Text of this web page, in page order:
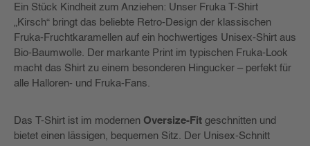
Ein Stück Kindheit zum Anziehen: Unser Fruka T-Shirt
„Kirsch“ bringt das beliebte Retro-Design der klassischen
Fruka-Fruchtkaramellen auf ein hochwertiges Unisex-Shirt aus
Bio-Baumwolle. Der markante Print im typischen Fruka-Look
macht das Shirt zu einem besonderen Hingucker – perfekt für
alle Halloren- und Fruka-Fans.
Das T-Shirt ist im modernen Oversize-Fit geschnitten und
bietet einen lässigen, bequemen Sitz. Der Unisex-Schnitt